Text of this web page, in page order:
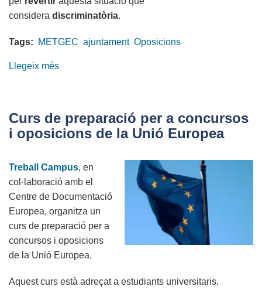
considera discriminatòria.
Tags: METGEC ajuntament Oposicions
Llegeix més
a
l’Ajuntament
Barcelona
que
reobri
les
oposicions
suspeses
temporalment
Curs de preparació per a concursos
i oposicions de la Unió Europea
Treball Campus, en
col·laboració amb el
Centre de Documentació
Europea, organitza un
curs de preparació per a
concursos i oposicions
de la Unió Europea.
Aquest curs està adreçat a estudiants universitaris,